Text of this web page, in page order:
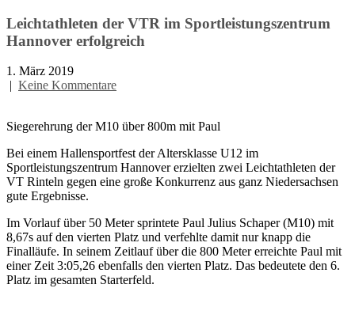
Leichtathleten der VTR im Sportleistungszentrum
Hannover erfolgreich
1. März 2019
| Keine Kommentare
Siegerehrung der M10 über 800m mit Paul
Bei einem Hallensportfest der Altersklasse U12 im
Sportleistungszentrum Hannover erzielten zwei Leichtathleten der
VT Rinteln gegen eine große Konkurrenz aus ganz Niedersachsen
gute Ergebnisse.
Im Vorlauf über 50 Meter sprintete Paul Julius Schaper (M10) mit
8,67s auf den vierten Platz und verfehlte damit nur knapp die
Finalläufe. In seinem Zeitlauf über die 800 Meter erreichte Paul mit
einer Zeit 3:05,26 ebenfalls den vierten Platz. Das bedeutete den 6.
Platz im gesamten Starterfeld.